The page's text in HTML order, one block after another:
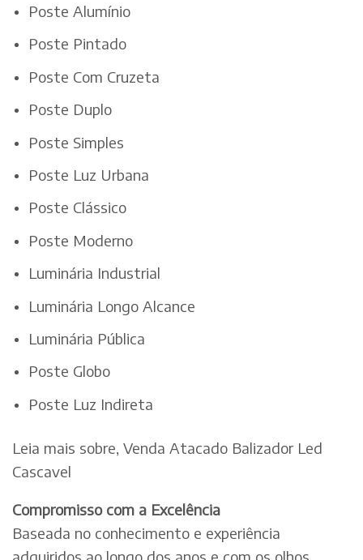
Poste Alumínio
Poste Pintado
Poste Com Cruzeta
Poste Duplo
Poste Simples
Poste Luz Urbana
Poste Clássico
Poste Moderno
Luminária Industrial
Luminária Longo Alcance
Luminária Pública
Poste Globo
Poste Luz Indireta
Leia mais sobre, Venda Atacado Balizador Led
Cascavel
Compromisso com a Excelência
Baseada no conhecimento e experiência